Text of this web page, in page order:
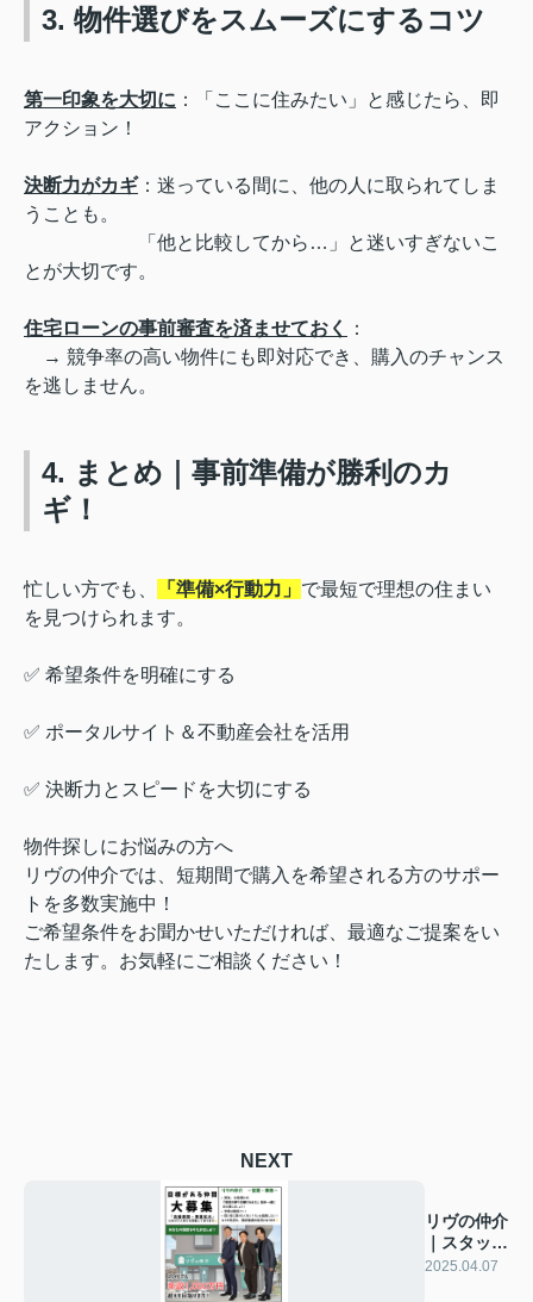
3. 物件選びをスムーズにするコツ
第一印象を大切に ：「ここに住みたい」と感じたら、即
アクション！
決断力がカギ：迷っている間に、他の人に取られてしま
うことも。
「他と比較してから…」と迷いすぎないこ
とが大切です。
住宅ローンの事前審査を済ませておく
：
→ 競争率の高い物件にも即対応でき、購入のチャンス
を逃しません。
4. まとめ｜事前準備が勝利のカ
ギ！
忙しい方でも、 「準備×行動力」 で最短で理想の住まい
を見つけられます。
✅ 希望条件を明確にする
✅ ポータルサイト＆不動産会社を活用
✅ 決断力とスピードを大切にする
物件探しにお悩みの方へ
リヴの仲介では、短期間で購入を希望される方のサポー
トを多数実施中！
ご希望条件をお聞かせいただければ、最適なご提案をい
たします。お気軽にご相談ください！
NEXT
リヴの仲介
｜スタッフ
募集中！！
2025.04.07